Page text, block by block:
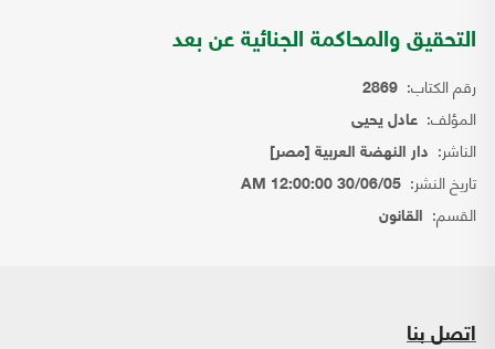
التحقيق والمحاكمة الجنائية عن بعد
رقم الكتاب: 2869
المؤلف: عادل يحيى
الناشر: دار النهضة العربية [مصر]
تاريخ النشر: 30/06/05 12:00:00 AM
القسم: القانون
اتصل بنا